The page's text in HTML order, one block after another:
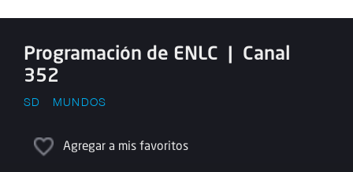
Programación de ENLC | Canal
352
SD MUNDOS
Agregar a mis favoritos